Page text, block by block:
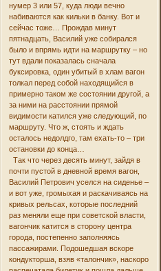
нумер 3 или 57, куда люди вечно
набиваются как кильки в банку. Вот и
сейчас тоже… Прождав минут
пятнадцать, Василий уже собирался
было и впрямь идти на маршрутку – но
тут вдали показалась сначала
буксировка, один убитый в хлам вагон
толкал перед собой находящийся в
примерно таком же состоянии другой, а
за ними на расстоянии прямой
видимости катился уже следующий, по
маршруту. Что ж, стоять и ждать
осталось недолдго, там ехать-то – три
остановки до конца…
Так что через десять минут, зайдя в
почти пустой в дневной время вагон,
Василий Петрович уселся на сиденье –
и вот уже, громыхая и раскачиваясь на
кривых рельсах, которые последний
раз меняли еще при советской власти,
вагончик катится в сторону центра
города, постепенно заполняясь
пассажирами. Подошедшая вскоре
кондукторша, взяв «талончик», наскоро